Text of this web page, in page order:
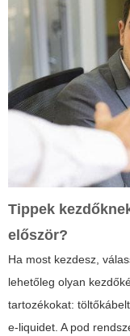
Tippek
először?
Ha most kezdesz,
lehetőleg olyan
tartozékokat:
e-liquidet. A pod